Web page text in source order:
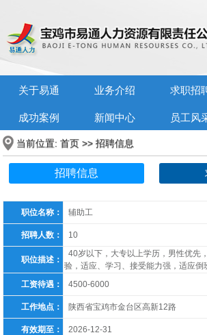
关于易通 业务介绍 求职招
成功案例 新闻中心 员工风
当前位置: 首页 >>招聘信息
招聘信息
职位名称： 辅助工
招聘人数： 10
职位描述：
40岁以下，大专以上学历，男性优先
验，适应、学习、接受能力强，适应倒
工资待遇：
4500-6000
工作地点： 陕西省宝鸡市金台区高新12路
有效期至： 2026-12-31